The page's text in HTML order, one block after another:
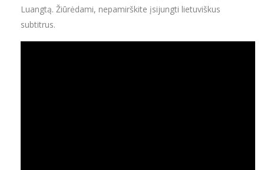
Luangtą. Žiūrėdami, nepamirškite įsijungti lietuviškus
subtitrus.